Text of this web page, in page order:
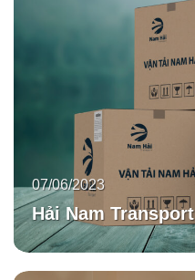
Hải Nam Transport
07/06/2023